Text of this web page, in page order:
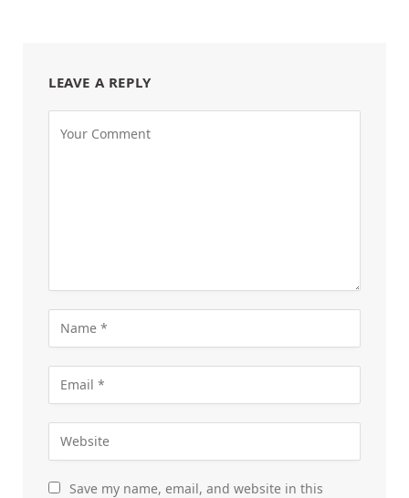
LEAVE A REPLY
Save my name, email, and website in this